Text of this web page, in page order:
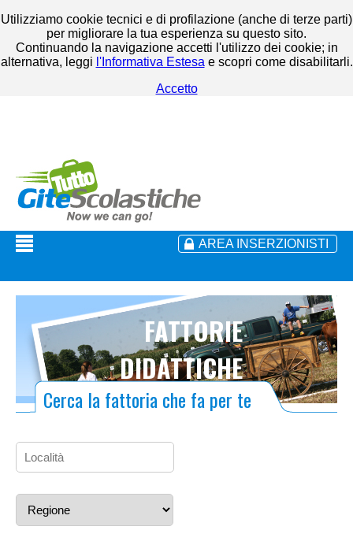
Utilizziamo cookie tecnici e di profilazione (anche di terze parti)
per migliorare la tua esperienza su questo sito.
Continuando la navigazione accetti l'utilizzo dei cookie; in
alternativa, leggi l'Informativa Estesa e scopri come disabilitarli.
Accetto
AREA INSERZIONISTI
FATTORIE
DIDATTICHE
Cerca la fattoria che fa per te